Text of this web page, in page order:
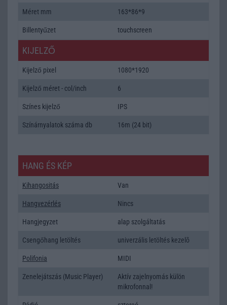
Méret mm 163*86*9
Billentyűzet touchscreen
KIJELZŐ
Kijelző pixel 1080*1920
Kijelző méret - col/inch 6
Színes kijelző IPS
Színárnyalatok száma db 16m (24 bit)
HANG ÉS KÉP
Kihangositás Van
Hangvezérlés Nincs
Hangjegyzet alap szolgáltatás
Csengőhang letöltés univerzális letöltés kezelõ
Polifonia MIDI
Zenelejátszás (Music Player)
Aktív zajelnyomás külön
mikrofonnal!